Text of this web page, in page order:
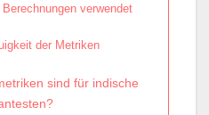
verwendet
der Metriken
sind für indische